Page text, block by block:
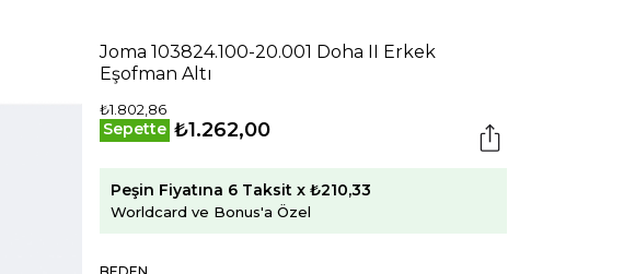
Joma 103824.100-20.001 Doha II Erkek
Eşofman Altı
₺1.802,86
Sepette ₺1.262,00
Peşin Fiyatına 6 Taksit x ₺210,33
Worldcard ve Bonus'a Özel